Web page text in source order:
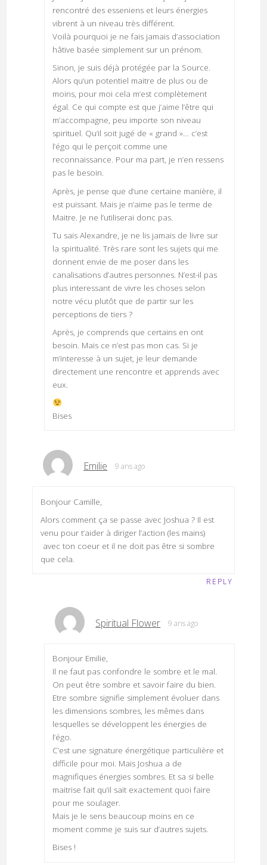
rencontré des esseniens et leurs énergies
vibrent à un niveau très différent.
Voilà pourquoi je ne fais jamais d’association
hâtive basée simplement sur un prénom.
Sinon, je suis déjà protégée par la Source.
Alors qu’un potentiel maitre de plus ou de
moins, pour moi cela m’est complètement
égal. Ce qui compte est que j’aime l’être qui
m’accompagne, peu importe son niveau
spirituel. Qu’il soit jugé de « grand »… c’est
l’égo qui le perçoit comme une
reconnaissance. Pour ma part, je n’en ressens
pas le besoin.
Après, je pense que d’une certaine manière, il
est puissant. Mais je n’aime pas le terme de
Maitre. Je ne l’utiliserai donc pas.
Tu sais Alexandre, je ne lis jamais de livre sur
la spiritualité. Très rare sont les sujets qui me
donnent envie de me poser dans les
canalisations d’autres personnes. N’est-il pas
plus interessant de vivre les choses selon
notre vécu plutôt que de partir sur les
perceptions de tiers ?
Après, je comprends que certains en ont
besoin. Mais ce n’est pas mon cas. Si je
m’interesse à un sujet, je leur demande
directement une rencontre et apprends avec
eux.
Bises
Emilie 9 ans ago
Bonjour Camille,
Alors comment ça se passe avec Joshua ? Il est
venu pour t’aider à diriger l’action (les mains)
avec ton coeur et il ne doit pas être si sombre
que cela.
REPLY
Spiritual Flower 9 ans ago
Bonjour Emilie,
Il ne faut pas confondre le sombre et le mal.
On peut être sombre et savoir faire du bien.
Etre sombre signifie simplement évoluer dans
les dimensions sombres, les mêmes dans
lesquelles se développent les énergies de
l’égo.
C’est une signature énergétique particulière et
difficile pour moi. Mais Joshua a de
magnifiques énergies sombres. Et sa si belle
maitrise fait qu’il sait exactement quoi faire
pour me soulager.
Mais je le sens beaucoup moins en ce
moment comme je suis sur d’autres sujets.
Bises !